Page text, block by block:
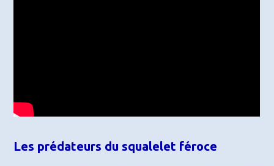
Les prédateurs du squalelet féroce